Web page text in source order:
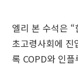
엘리 본 수석은
초고령사회에 진
록 COPD와 인